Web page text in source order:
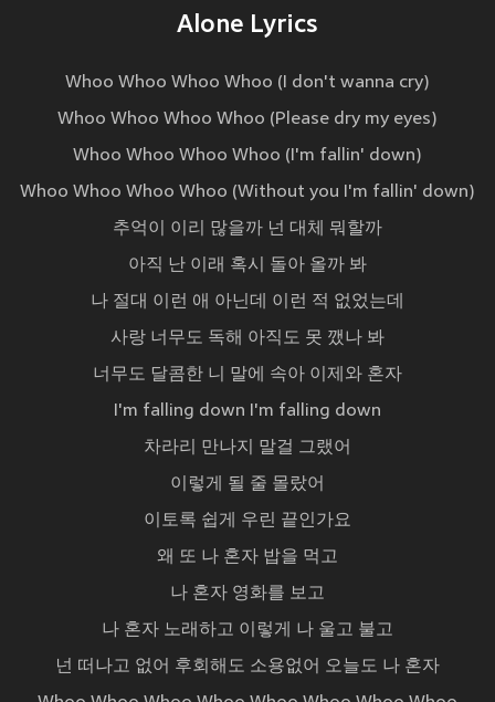
Alone Lyrics
Whoo Whoo Whoo Whoo (I don't wanna cry)
Whoo Whoo Whoo Whoo (Please dry my eyes)
Whoo Whoo Whoo Whoo (I'm fallin' down)
Whoo Whoo Whoo Whoo (Without you I'm fallin' down)
추억이 이리 많을까 넌 대체 뭐할까
아직 난 이래 혹시 돌아 올까 봐
나 절대 이런 애 아닌데 이런 적 없었는데
사랑 너무도 독해 아직도 못 깼나 봐
너무도 달콤한 니 말에 속아 이제와 혼자
I'm falling down I'm falling down
차라리 만나지 말걸 그랬어
이렇게 될 줄 몰랐어
이토록 쉽게 우린 끝인가요
왜 또 나 혼자 밥을 먹고
나 혼자 영화를 보고
나 혼자 노래하고 이렇게 나 울고 불고
넌 떠나고 없어 후회해도 소용없어 오늘도 나 혼자